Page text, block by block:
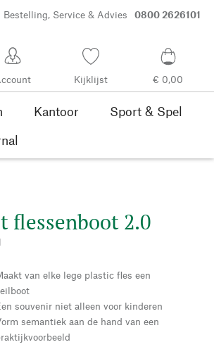
Bestelling, Service & Advies 0800 2626101
Kijklijst € 0,00
Kantoor
Sport & Spel
flessenboot 2.0
van elke lege plastic fles een
souvenir niet alleen voor kinderen
semantiek aan de hand van een